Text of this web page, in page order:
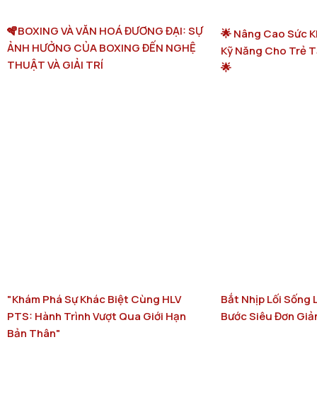
🪇BOXING VÀ VĂN HOÁ ĐƯƠNG ĐẠI: SỰ
ẢNH HƯỞNG CỦA BOXING ĐẾN NGHỆ
THUẬT VÀ GIẢI TRÍ
🌟 Nâng Cao Sức
Kỹ Năng Cho Trẻ
🌟
"Khám Phá Sự Khác Biệt Cùng HLV
PTS: Hành Trình Vượt Qua Giới Hạn
Bản Thân"
Bắt Nhịp Lối Sống
Bước Siêu Đơn